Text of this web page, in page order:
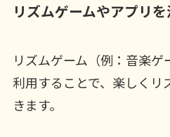
リズムゲームやアプリを
リズムゲーム（例：音楽
利用することで、楽しくリ
きます。